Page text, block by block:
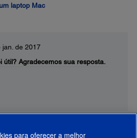
laptop Mac
de 2017
útil? Agradecemos sua resposta.
para oferecer a melhor